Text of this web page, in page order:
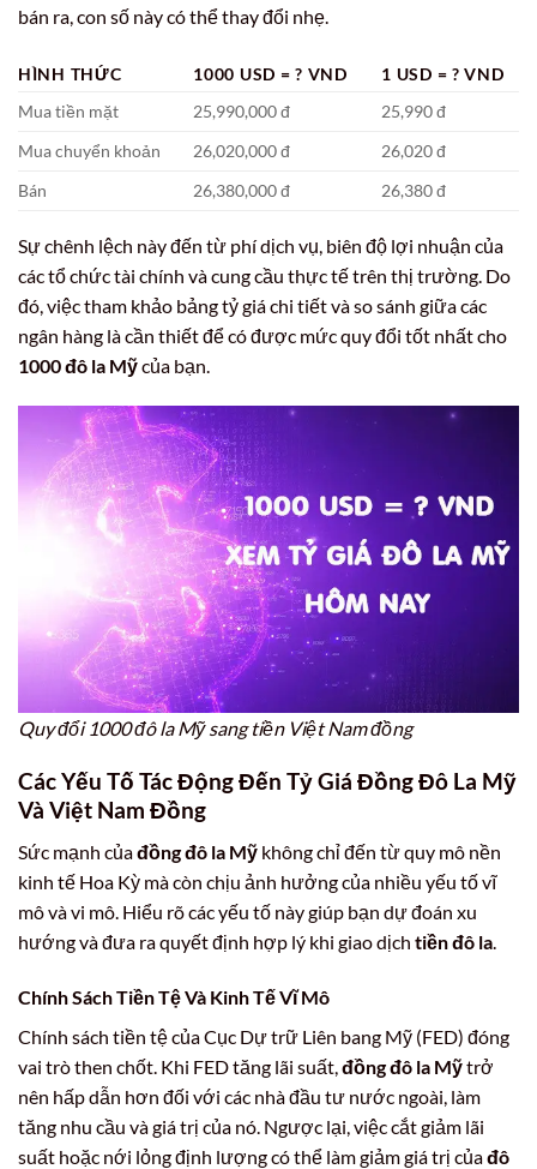
bán ra, con số này có thể thay đổi nhẹ.
HÌNH THỨC 1000 USD = ? VND
1 USD = ? VND
Mua tiền mặt
25,990,000 đ
25,990 đ
Mua chuyển khoản
26,020,000 đ
26,020 đ
Bán
26,380,000 đ 26,380 đ
Sự chênh lệch này đến từ phí dịch vụ, biên độ lợi nhuận của
các tổ chức tài chính và cung cầu thực tế trên thị trường. Do
đó, việc tham khảo bảng tỷ giá chi tiết và so sánh giữa các
ngân hàng là cần thiết để có được mức quy đổi tốt nhất cho
1000 đô la Mỹcủa bạn.
Quy đổi 1000 đô la Mỹ sang tiền Việt Nam đồng
Các Yếu Tố Tác Động Đến Tỷ Giá Đồng Đô La Mỹ
Và Việt Nam Đồng
Sức mạnh củađồng đô la Mỹ không chỉ đến từ quy mô nền
kinh tế Hoa Kỳ mà còn chịu ảnh hưởng của nhiều yếu tố vĩ
mô và vi mô. Hiểu rõ các yếu tố này giúp bạn dự đoán xu
hướng và đưa ra quyết định hợp lý khi giao dịch tiền đô la.
Chính Sách Tiền Tệ Và Kinh Tế Vĩ Mô
Chính sách tiền tệ của Cục Dự trữ Liên bang Mỹ (FED) đóng
vai trò then chốt. Khi FED tăng lãi suất,đồng đô la Mỹtrở
nên hấp dẫn hơn đối với các nhà đầu tư nước ngoài, làm
tăng nhu cầu và giá trị của nó. Ngược lại, việc cắt giảm lãi
suất hoặc nới lỏng định lượng có thể làm giảm giá trị củađô